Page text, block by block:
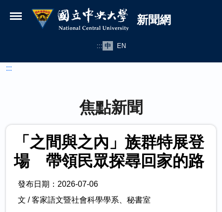
國立中央大學新聞網
新聞網
::: 中 EN
:::
焦點新聞
「之間與之內」族群特展登
場 帶領民眾探尋回家的路
發布日期：2026-07-06
文 / 客家語文暨社會科學學系、秘書室